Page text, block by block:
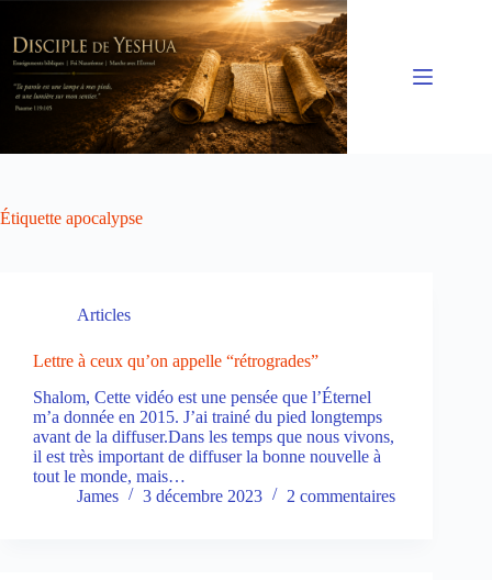
contenu
Étiquette apocalypse
Articles
Lettre à ceux qu’on appelle “rétrogrades”
Shalom, Cette vidéo est une pensée que l’Éternel
m’a donnée en 2015. J’ai trainé du pied longtemps
avant de la diffuser.Dans les temps que nous vivons,
il est très important de diffuser la bonne nouvelle à
tout le monde, mais…
James
3 décembre 2023 2 commentaires